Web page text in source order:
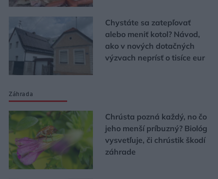
Chystáte sa zatepľovať
alebo meniť kotol? Návod,
ako v nových dotačných
výzvach neprísť o tisíce eur
Záhrada
Chrústa pozná každý, no čo
jeho menší príbuzný? Biológ
vysvetľuje, či chrústik škodí
záhrade